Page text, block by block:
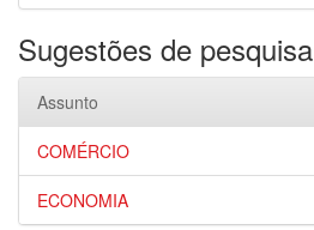
Sugestões de pesquisa
Assunto
COMÉRCIO
ECONOMIA